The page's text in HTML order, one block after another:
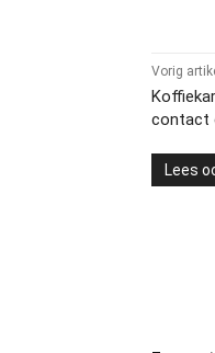
Vorig
contact
Lees